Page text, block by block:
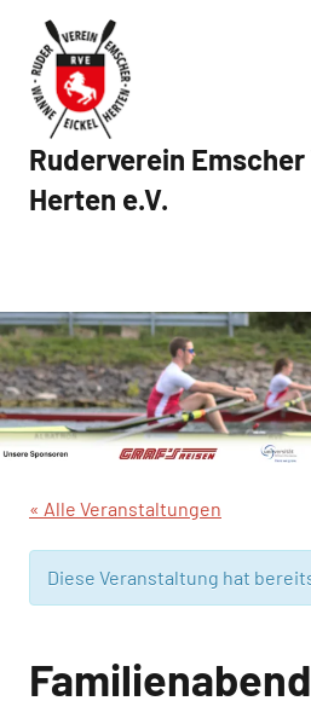
Inhalt
springen
Ruderverein
Herten e.V.
« Alle Veranstaltungen
Diese Veranstaltung hat